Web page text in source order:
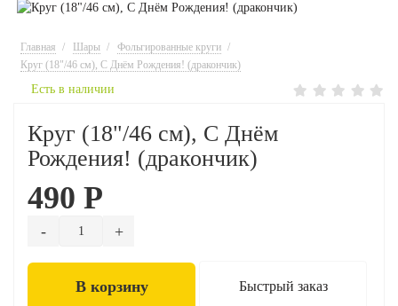
Главная Шары
Фольгированные круги
Круг (18"/46 см), С Днём Рождения! (дракончик)
Есть в наличии
Круг (18"/46 см), С Днём
Рождения! (дракончик)
490 Р
В корзину Быстрый заказ